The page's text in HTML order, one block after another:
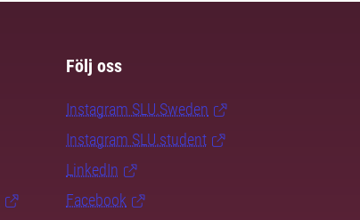
Följ oss
Instagram SLU.Sweden
Instagram SLU.student
LinkedIn
Facebook